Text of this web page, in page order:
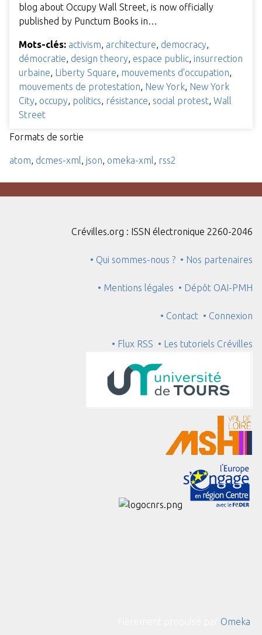
blog about Occupy Wall Street, is now officially
published by Punctum Books in…
Mots-clés: activism architecture democracy
démocratie design theory espace public insurrection
urbaine Liberty Square mouvements d'occupation
mouvements de protestation New York New York
City occupy politics résistance social protest Wall
Street
Formats de sortie
atom dcmes-xml json omeka-xml rss2
Crévilles.org : ISSN électronique 2260-2046
• Qui sommes-nous ? • Nos partenaires
• Mentions légales • Dépôt OAI-PMH
• Contact • Connexion
• Flux RSS • Les tutoriels Crévilles
Omeka